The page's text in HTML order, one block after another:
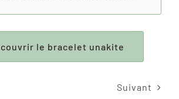
le bracelet unakite
Suivant